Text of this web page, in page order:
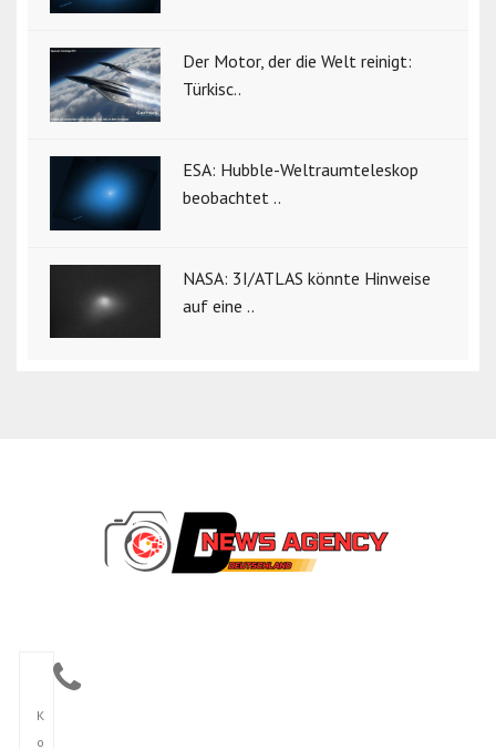
Der Motor, der die Welt reinigt:
Türkisc..
ESA: Hubble-Weltraumteleskop
beobachtet ..
NASA: 3I/ATLAS könnte Hinweise
auf eine ..
K
o